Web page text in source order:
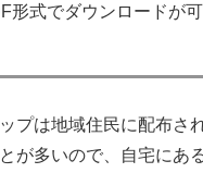
形式でダウンロードが可
プは地域住民に配布さ
が多いので、自宅にあ